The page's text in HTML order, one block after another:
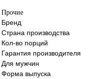
Прочие
Бренд
Страна производства
Кол-во порций
Гарантия производителя
Для мужчин
Форма выпуска